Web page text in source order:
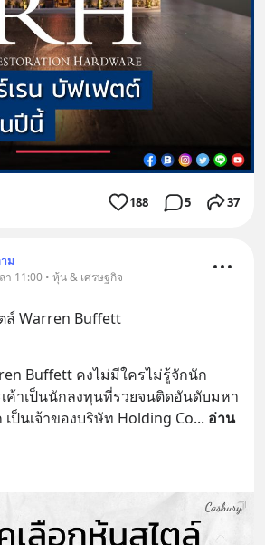
188 5 37
ม
า 11:00 • หุ้น & เศรษฐกิจ
ล์ Warren Buffett
Buffett คงไม่มีใครไม่รู้จักนัก
ค้าเป็นนักลงทุนที่รวยจนติดอันดับมหา
เป็นเจ้าของบริษัท Holding Co... อ่าน